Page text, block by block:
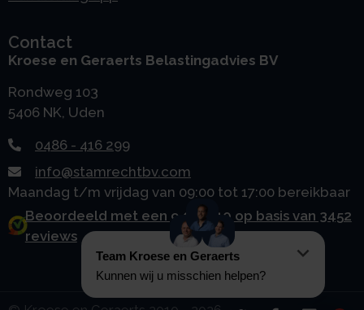
Contact
Kroese en Geraerts Belastingadvies BV
Rondweg 103
5406 NK, Uden
0486 - 416 299
info@stamrechtbv.com
Maandag t/m vrijdag van 09:00 tot 17:00 bereikbaar
Beoordeeld met een 9.0 uit 10 op basis van 3452
reviews